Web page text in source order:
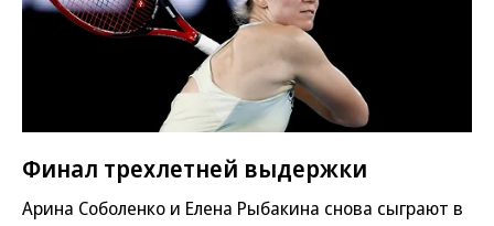
Финал трехлетней выдержки
Арина Соболенко и Елена Рыбакина снова сыграют в